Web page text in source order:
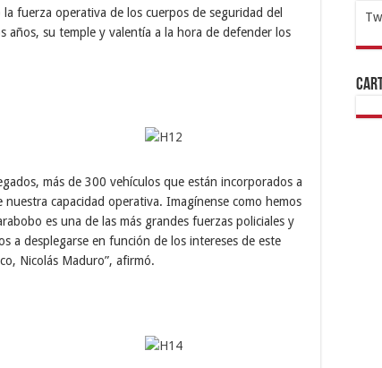
fuerza operativa de los cuerpos de seguridad del
años, su temple y valentía a la hora de defender los
más de 300 vehículos que están incorporados a
capacidad operativa. Imagínense como hemos
es una de las más grandes fuerzas policiales y
a desplegarse en función de los intereses de este
Nicolás Maduro”, afirmó.